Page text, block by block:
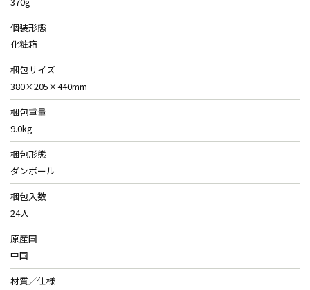
個装形態
化粧箱
梱包サイズ
380×205×440mm
梱包重量
9.0kg
梱包形態
ダンボール
梱包入数
24入
原産国
中国
材質／仕様